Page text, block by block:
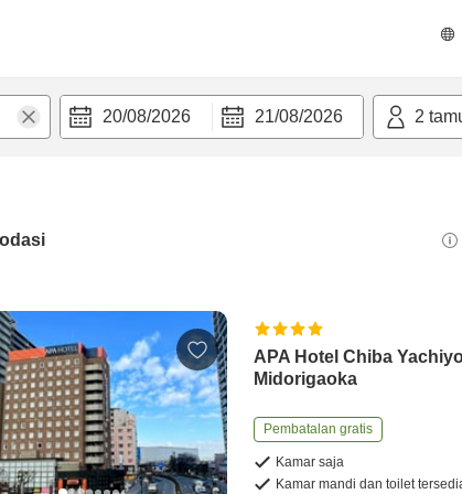
20/08/2026 21/08/2026 2
APA Hotel Chiba
Midorigaoka
Pembatalan gratis
Kamar saja
Kamar mandi dan toilet